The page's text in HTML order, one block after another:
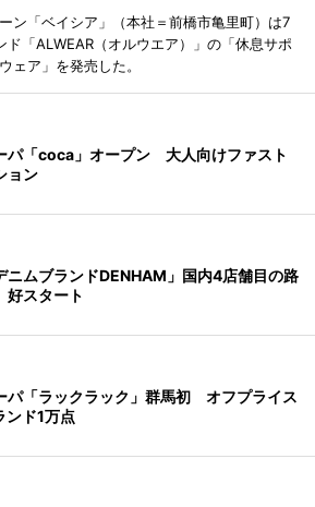
ン「ベイシア」（本社＝前橋市亀里町）は7
ド「ALWEAR（オルウエア）」の「休息サポ
ェア」を発売した。
パ「coca」オープン 大人向けファスト
ョン
ニムブランドDENHAM」国内4店舗目の路
好スタート
パ「ラックラック」群馬初 オフプライス
ド1万点